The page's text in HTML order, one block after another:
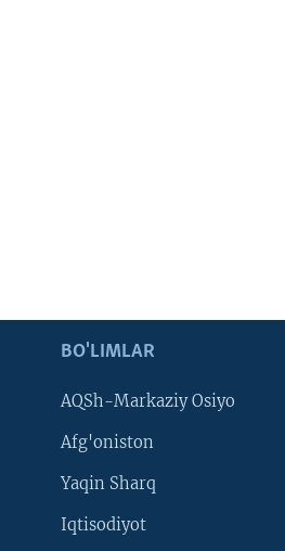
BO'LIMLAR
AQSh-Markaziy Osiyo
Afg'oniston
Yaqin Sharq
Iqtisodiyot